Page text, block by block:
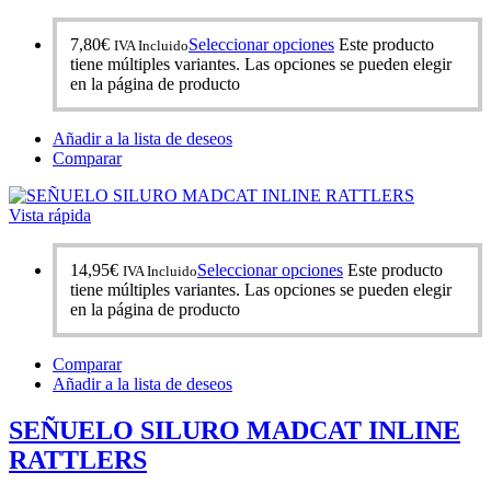
7,80€ IVA IncluidoSeleccionar opciones Este producto
tiene múltiples variantes. Las opciones se pueden elegir
en la página de producto
Añadir a la lista de deseos
Comparar
Vista rápida
14,95€ IVA IncluidoSeleccionar opciones Este producto
tiene múltiples variantes. Las opciones se pueden elegir
en la página de producto
Comparar
Añadir a la lista de deseos
SEÑUELO SILURO MADCAT INLINE
RATTLERS